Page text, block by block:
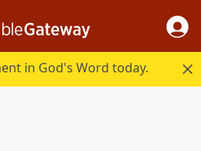
in God's Word today.